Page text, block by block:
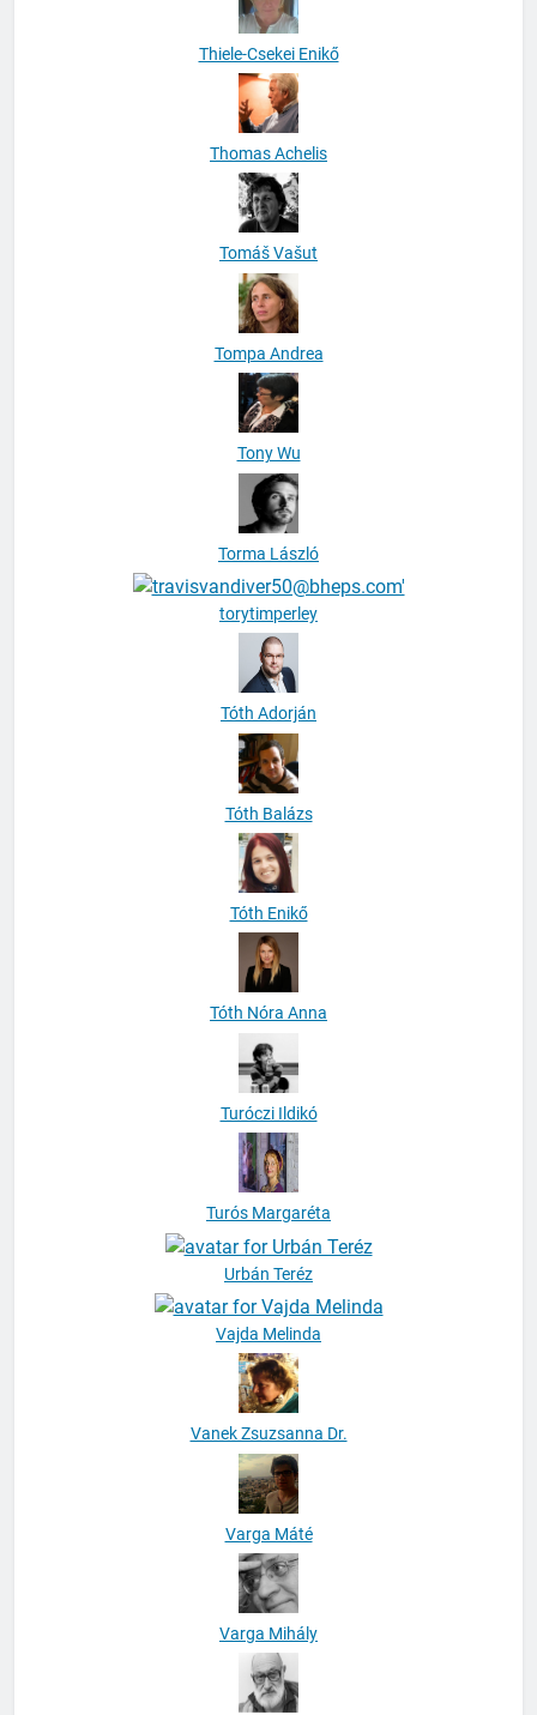
Thiele-Csekei Enikő
Thomas Achelis
Tomáš Vašut
Tompa Andrea
Tony Wu
Torma László
torytimperley
Tóth Adorján
Tóth Balázs
Tóth Enikő
Tóth Nóra Anna
Turóczi Ildikó
Turós Margaréta
Urbán Teréz
Vajda Melinda
Vanek Zsuzsanna Dr.
Varga Máté
Varga Mihály